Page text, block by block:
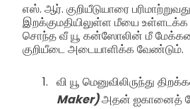
எஸ். ஆர். குறியீடுயாரை
இறக்குமதியிலுள்ள மீயை
சொந்த வீ யூ கன்ஸோலின் மீ
குறியீடை அடையாளிக்க வேண்டும்.
வி யூ மெனுவிலிருந்து
Maker)அதன் ஐகானைத்